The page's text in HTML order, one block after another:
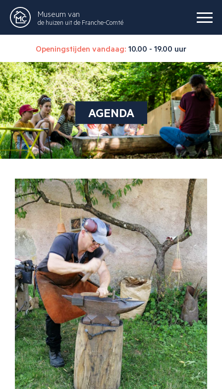
Museum van
de huizen uit de Franche-Comté
Openingstijden vandaag: 10.00 - 19.00 uur
AGENDA